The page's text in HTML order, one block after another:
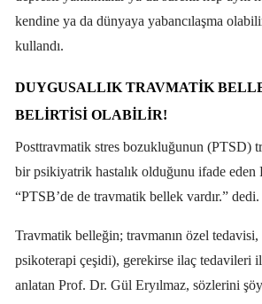
kendine ya da dünyaya yabancılaşma
kullandı.
DUYGUSALLIK TRAVMATIK
BELIRTISI OLABILIR!
Posttravmatik stres bozukluğunun (PTSD)
bir psikiyatrik hastalık olduğunu ifade eden
“PTSB’de de travmatik bellek vardır.” dedi.
Travmatik belleğin; travmanın özel
psikoterapi çeşidi), gerekirse ilaç tedavileri
anlatan Prof. Dr. Gül Eryılmaz, sözlerini